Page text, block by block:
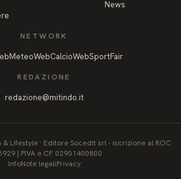
News
NETWORK
MeteoWebCalcioWebSportFair
REDAZIONE
redazione@mitindo.it
& Lifestyle · Editore Socedit srl - iscrizione al ROC
| PIVA e CF 02901400800
InfoNote legaliPrivacy